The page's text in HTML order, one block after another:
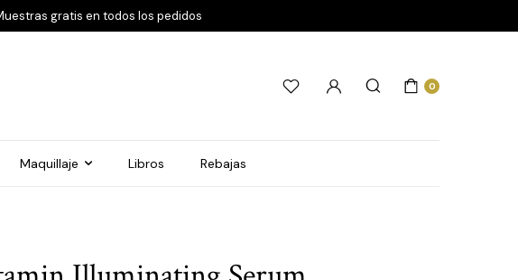
gratis en todos los pedidos
0
Maquillaje Libros Rebajas